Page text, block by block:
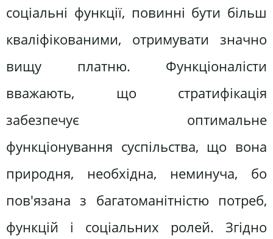
соціальні функції, повинні бути більш
кваліфікованими, отримувати значно
вищу платню. Функціоналісти
вважають, що стратифікація
забезпечує оптимальне
функціонування суспільства, що вона
природня, необхідна, неминуча, бо
пов'язана з багатоманітністю потреб,
функцій і соціальних ролей. Згідно